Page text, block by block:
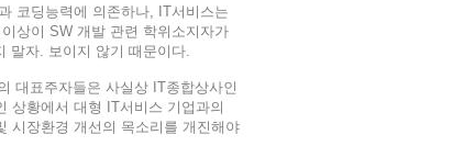
코딩능력에 의존하나, IT서비스는
상이 SW 개발 관련 학위소지자가
말자. 보이지 않기 때문이다.
대표주자들은 사실상 IT종합상사인
상황에서 대형 IT서비스 기업과의
시장환경 개선의 목소리를 개진해야